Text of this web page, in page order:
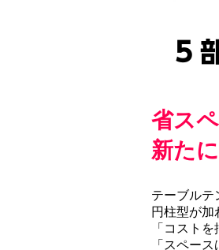
省ス
新た
テーブルテ
円柱型が加
「コスト
「スペー